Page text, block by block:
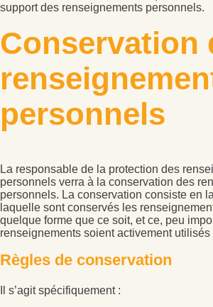
support des renseignements personnels.
Conservation
personnels
La responsable de la protection des
personnels verra à la conservation des
personnels. La conservation consiste en
laquelle sont conservés les
quelque forme que ce soit, et ce, peu
renseignements soient activement utilisés
Règles de conservation
Il s’agit spécifiquement :